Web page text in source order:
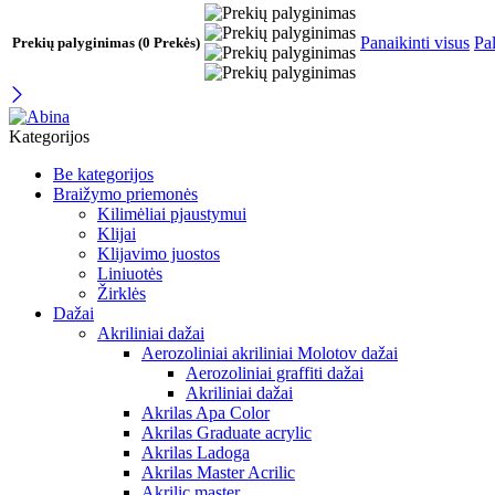
Prekių palyginimas (0 Prekės) Panaikinti visus
Kategorijos
Be kategorijos
Braižymo priemonės
Kilimėliai pjaustymui
Klijai
Klijavimo juostos
Liniuotės
Žirklės
Dažai
Akriliniai dažai
Aerozoliniai akriliniai Molotov dažai
Aerozoliniai graffiti dažai
Akriliniai dažai
Akrilas Apa Color
Akrilas Graduate acrylic
Akrilas Ladoga
Akrilas Master Acrilic